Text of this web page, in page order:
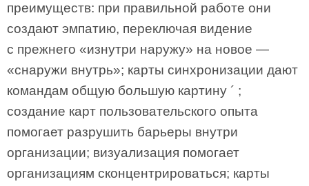
преимуществ: при правильной работе они
создают эмпатию, переключая видение
с прежнего «изнутри наружу» на новое —
«снаружи внутрь»; карты синхронизации дают
командам общую большую картину ´ ;
создание карт пользовательского опыта
помогает разрушить барьеры внутри
организации; визуализация помогает
организациям сконцентрироваться; карты